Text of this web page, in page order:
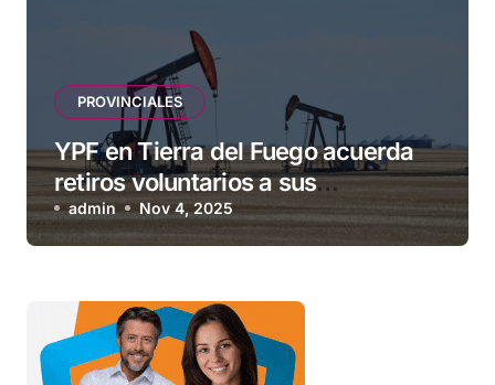
PROVINCIALES
YPF en Tierra del Fuego acuerda
retiros voluntarios a sus
contratistas
admin Nov 4, 2025